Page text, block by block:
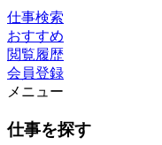
仕事検索
おすすめ
閲覧履歴
会員登録
メニュー
仕事を探す